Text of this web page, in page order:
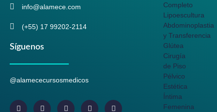
Completo
Lipoescultura
Abdominoplastia
y Transferencia
Glútea
Cirugía
de Piso
Pélvico
Estética
Íntima
Femenina
info@alamece.com
(+55) 17 99202-2114
Síguenos
@alamececursosmedicos